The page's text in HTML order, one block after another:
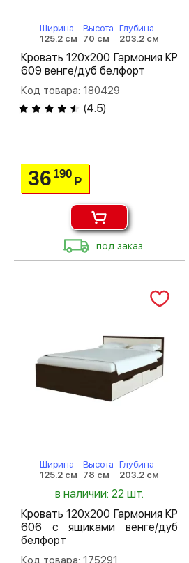
Ширина
125.2 см
Высота
70 см
Глубина
203.2 см
Кровать 120х200 Гармония КР
609 венге/дуб белфорт
Код товара: 180429
(4.5)
36 190
Р
под заказ
Ширина
125.2 см
Высота
78 см
Глубина
203.2 см
в наличии: 22 шт.
Кровать 120х200 Гармония КР
606 с ящиками венге/дуб
белфорт
Код товара: 175291